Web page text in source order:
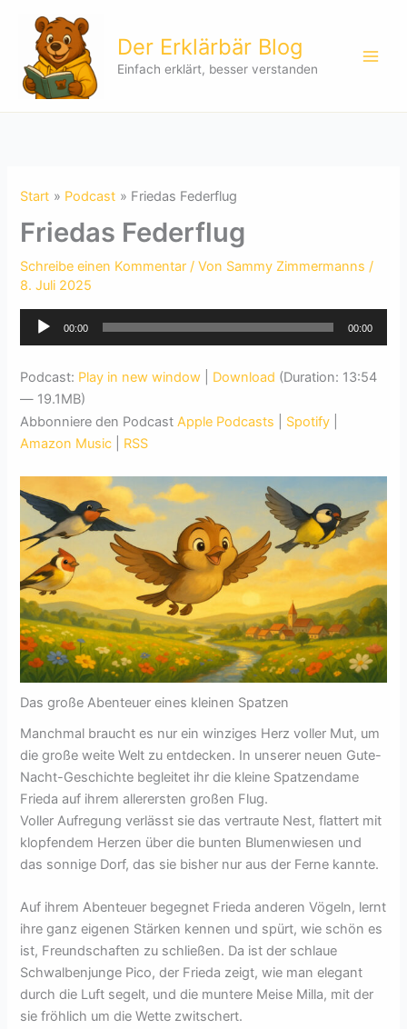
springen
Der Erklärbär Blog
Einfach erklärt, besser verstanden
Start Podcast Friedas Federflug
Friedas Federflug
Schreibe einen Kommentar / Von Sammy Zimmermanns/
8. Juli 2025
Audio-
00:00 00:00
Podcast: Play in new window Download (Duration: 13:54
— 19.1MB)
Abbonniere den PodcastApple Podcasts Spotify
Amazon Music
RSS
Das große Abenteuer eines kleinen Spatzen
Manchmal braucht es nur ein winziges Herz voller Mut, um
die große weite Welt zu entdecken. In unserer neuen Gute-
Nacht-Geschichte begleitet ihr die kleine Spatzendame
Frieda auf ihrem allerersten großen Flug.
Voller Aufregung verlässt sie das vertraute Nest, flattert mit
klopfendem Herzen über die bunten Blumenwiesen und
das sonnige Dorf, das sie bisher nur aus der Ferne kannte.
Auf ihrem Abenteuer begegnet Frieda anderen Vögeln, lernt
ihre ganz eigenen Stärken kennen und spürt, wie schön es
ist, Freundschaften zu schließen. Da ist der schlaue
Schwalbenjunge Pico, der Frieda zeigt, wie man elegant
durch die Luft segelt, und die muntere Meise Milla, mit der
sie fröhlich um die Wette zwitschert.